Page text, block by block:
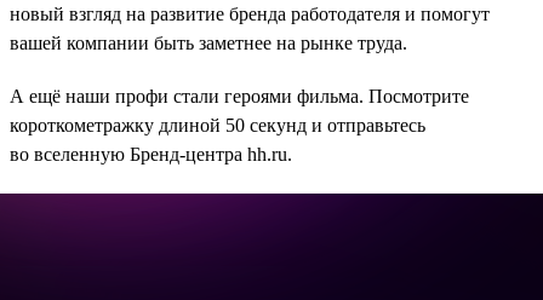
новый взгляд на развитие бренда работодателя и помогут
вашей компании быть заметнее на рынке труда.
А ещё наши профи стали героями фильма. Посмотрите
короткометражку длиной 50 секунд и отправьтесь
во вселенную Бренд-центра hh.ru.